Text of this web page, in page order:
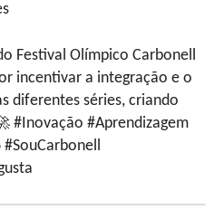
Festival Olímpico Carbonell
incentivar a integração e o
diferentes séries, criando
#Inovação #Aprendizagem